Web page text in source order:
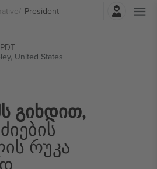
President
შესვლა
United States
Გიხდით,
Რუკა